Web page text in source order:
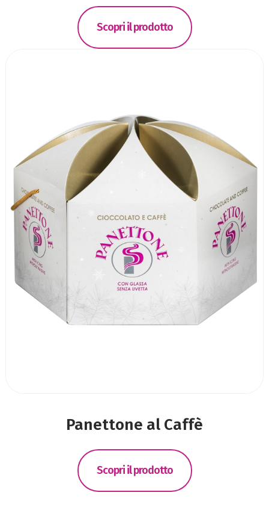
Scopri il prodotto
Panettone al Caffè
Scopri il prodotto